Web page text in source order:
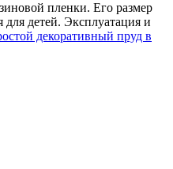
пленки. Его размер
детей. Эксплуатация и
декоративный пруд в